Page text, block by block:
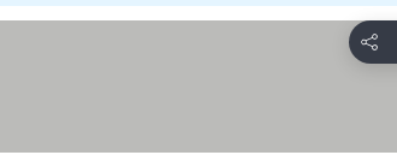
Jaa